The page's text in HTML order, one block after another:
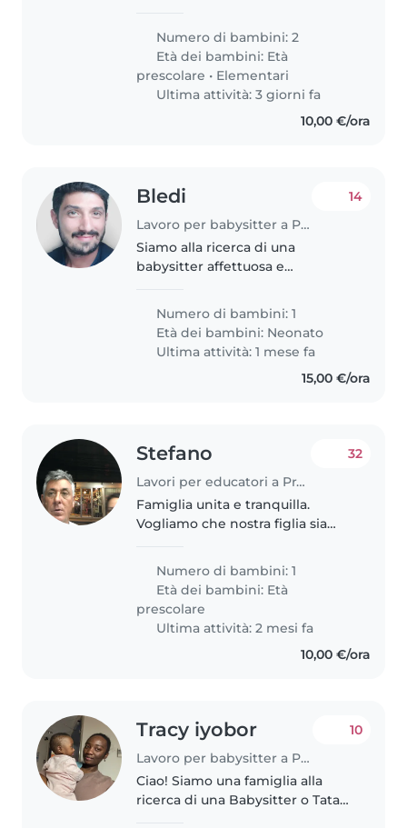
genitori un giorno a settimana e
la mattina successiva che venga
a casa per prepararli e..
Numero di bambini: 2
Età dei bambini: Età
prescolare • Elementari
Ultima attività: 3 giorni fa
10,00 €/ora
Bledi
Lavoro per babysitter a Prato
14
Siamo alla ricerca di una
babysitter affettuosa e
piccola, una bambina curiosa,
amichevole e giocosa.
Preferiamo che la babysitter
venga a casa nostra. Non..
Numero di bambini: 1
Età dei bambini: Neonato
Ultima attività: 1 mese fa
15,00 €/ora
Stefano
Lavori per educatori a Prato
32
Famiglia unita e tranquilla.
Vogliamo che nostra figlia sia
di una educatrice anche perché i
nonni abitano lontano e non
possono aiutarci. Fondamentale..
Numero di bambini: 1
Età dei bambini: Età
prescolare
Ultima attività: 2 mesi fa
10,00 €/ora
Tracy iyobor
Lavoro per babysitter a Prato
10
Ciao! Siamo una famiglia alla
ricerca di una Babysitter o Tata